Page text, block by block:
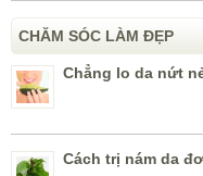
CHĂM SÓC LÀM ĐẸP
Chẳng lo da nứt
Cách trị nám da